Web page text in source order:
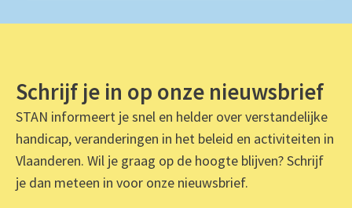
Schrijf je in op onze nieuwsbrief
STAN informeert je snel en helder over verstandelijke
handicap, veranderingen in het beleid en activiteiten in
Vlaanderen. Wil je graag op de hoogte blijven? Schrijf
je dan meteen in voor onze nieuwsbrief.